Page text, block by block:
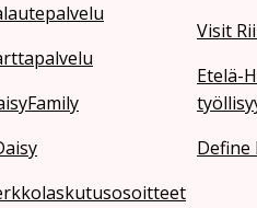
Visit
Etelä-
Define